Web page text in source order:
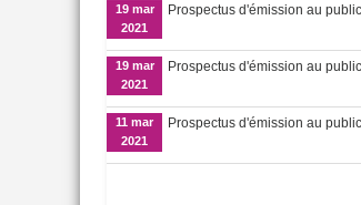
19 mar
2021
Prospectus d'émission au
19 mar
2021
Prospectus d'émission au
11 mar
2021
Prospectus d'émission au